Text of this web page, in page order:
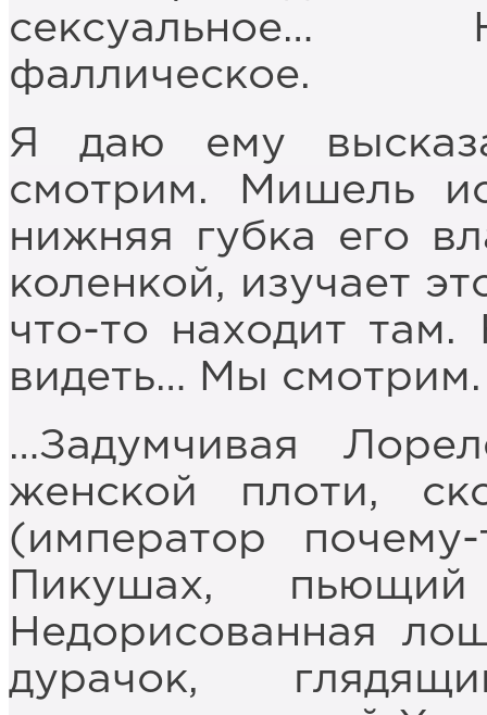
сексуальное…
фаллическое.
Я даю ему
смотрим. Мишель
нижняя губка его
коленкой, изучает
что-то находит
видеть… Мы смотрим.
…Задумчивая
женской плоти,
(император
Пикушах,
Недорисованная
дурачок,